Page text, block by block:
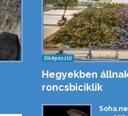
Elképesztő
Hegyekben
roncsbiciklik
Soha